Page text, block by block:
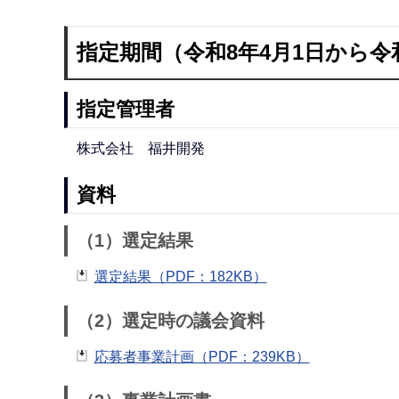
指定期間（令和8年4月1日から令
指定管理者
株式会社 福井開発
資料
（1）選定結果
選定結果（PDF：182KB）
（2）選定時の議会資料
応募者事業計画（PDF：239KB）